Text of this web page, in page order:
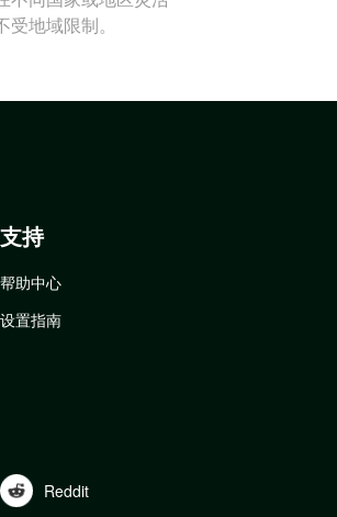
受地域限制。
支持
帮助中心
设置指南
Reddit